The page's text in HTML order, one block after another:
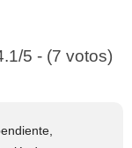
5 - (7 votos)